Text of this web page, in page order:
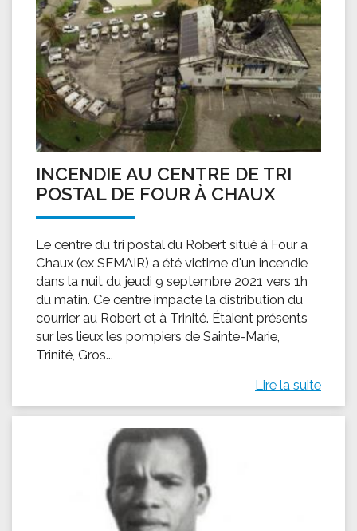
INCENDIE AU CENTRE DE TRI
POSTAL DE FOUR À CHAUX
Le centre du tri postal du Robert situé à Four à
Chaux (ex SEMAIR) a été victime d'un incendie
dans la nuit du jeudi 9 septembre 2021 vers 1h
du matin. Ce centre impacte la distribution du
courrier au Robert et à Trinité. Étaient présents
sur les lieux les pompiers de Sainte-Marie,
Trinité, Gros...
Lire la suite